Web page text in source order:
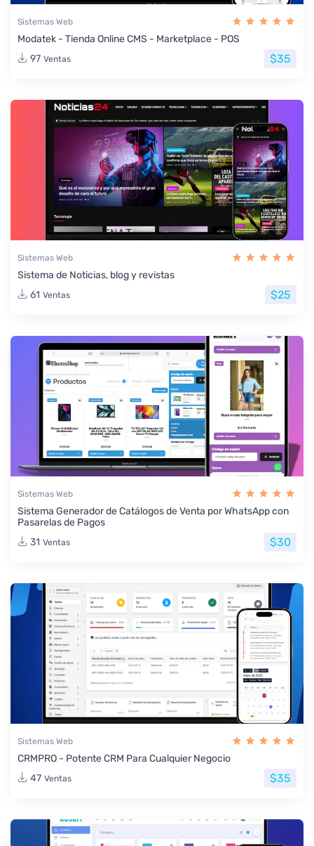
Sistemas Web
Modatek - Tienda Online CMS - Marketplace - POS
97 Ventas $35
Sistemas Web
Sistema de Noticias, blog y revistas
61 Ventas $25
Sistemas Web
Sistema Generador de Catálogos de Venta por WhatsApp con
Pasarelas de Pagos
31 Ventas $30
Sistemas Web
CRMPRO - Potente CRM Para Cualquier Negocio
47 Ventas $35